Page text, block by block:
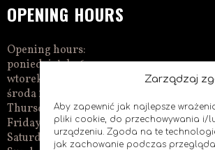
Zarządzaj
Aby zapewnić jak najlepsze
pliki cookie, do przechowywania i/
urządzeniu. Zgoda na te
jak zachowanie podczas
OPENING HOURS
Opening hours:
poniedziałek 16:00–01:00
wtorek 16:00–01:00
środa 16:00–01:00
Thursday 15:00–01:00
Friday 15:00–02:00
Saturday 14:00–02:00